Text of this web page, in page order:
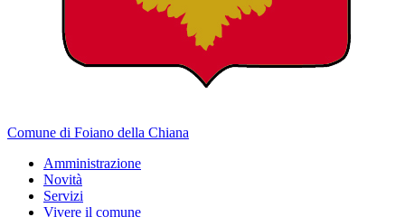
Comune di Foiano della Chiana
Amministrazione
Novità
Servizi
Vivere il comune